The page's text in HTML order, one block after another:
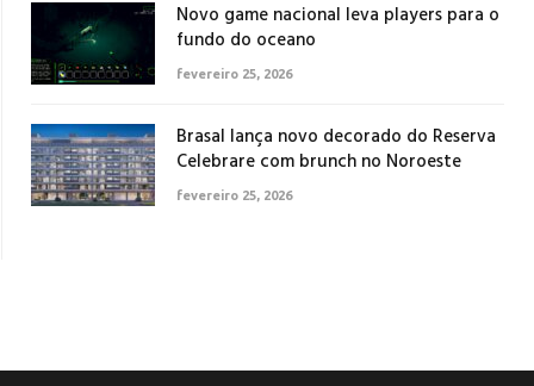
Novo game nacional leva players para o
fundo do oceano
fevereiro 25, 2026
Brasal lança novo decorado do Reserva
Celebrare com brunch no Noroeste
fevereiro 25, 2026